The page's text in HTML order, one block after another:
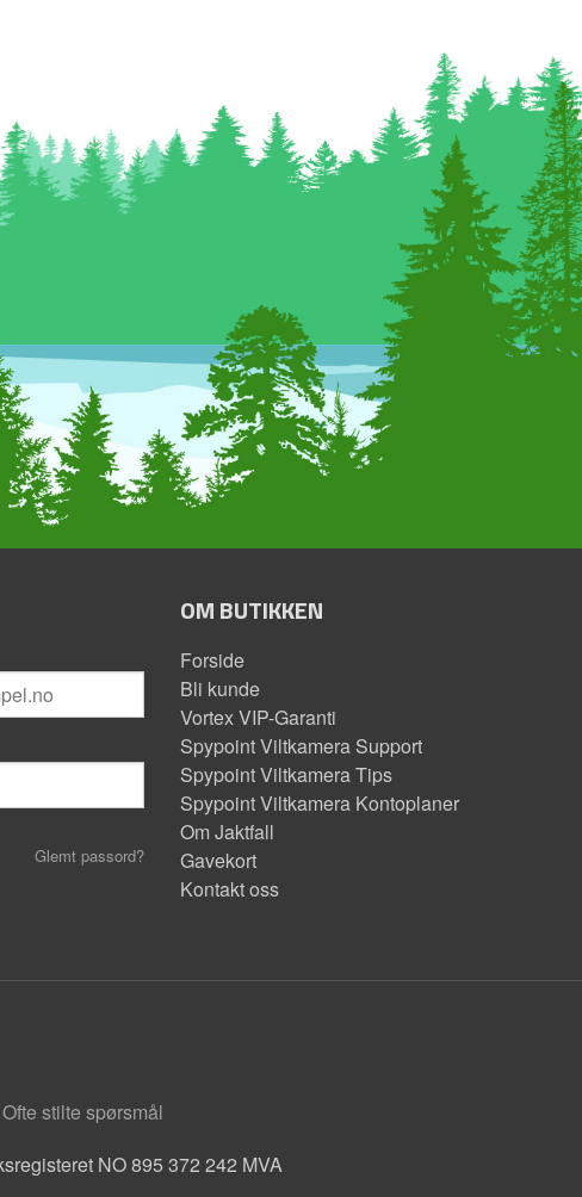
Glemt passord?
OM BUTIKKEN
Forside
Bli kunde
Vortex VIP-Garanti
Spypoint Viltkamera Support
Spypoint Viltkamera Tips
Spypoint Viltkamera Kontoplaner
Om Jaktfall
Gavekort
Kontakt oss
Ofte stilte spørsmål
NO 895 372 242 MVA